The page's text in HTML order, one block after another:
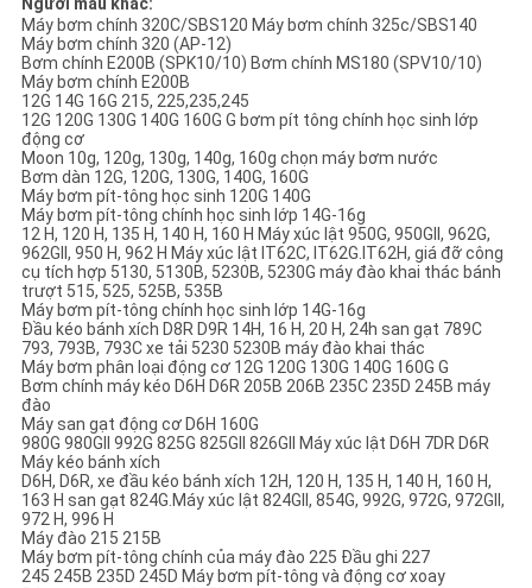
POLICY
Người mẫu khác:
Máy bơm chính 320C/SBS120 Máy bơm chính 325c/SBS140
Máy bơm chính 320 (AP-12)
Bơm chính E200B (SPK10/10) Bơm chính MS180 (SPV10/10)
Máy bơm chính E200B
12G 14G 16G 215, 225,235,245
12G 120G 130G 140G 160G G bơm pít tông chính học sinh lớp
động cơ
Moon 10g, 120g, 130g, 140g, 160g chọn máy bơm nước
Bơm dàn 12G, 120G, 130G, 140G, 160G
Máy bơm pít-tông học sinh 120G 140G
Máy bơm pít-tông chính học sinh lớp 14G-16g
12 H, 120 H, 135 H, 140 H, 160 H Máy xúc lật 950G, 950GII, 962G,
962GII, 950 H, 962 H Máy xúc lật IT62C, IT62G.IT62H, giá đỡ công
cụ tích hợp 5130, 5130B, 5230B, 5230G máy đào khai thác bánh
trượt 515, 525, 525B, 535B
Máy bơm pít-tông chính học sinh lớp 14G-16g
Đầu kéo bánh xích D8R D9R 14H, 16 H, 20 H, 24h san gạt 789C
793, 793B, 793C xe tải 5230 5230B máy đào khai thác
Máy bơm phân loại động cơ 12G 120G 130G 140G 160G G
Bơm chính máy kéo D6H D6R 205B 206B 235C 235D 245B máy
đào
Máy san gạt động cơ D6H 160G
980G 980GII 992G 825G 825GII 826GII Máy xúc lật D6H 7DR D6R
Máy kéo bánh xích
D6H, D6R, xe đầu kéo bánh xích 12H, 120 H, 135 H, 140 H, 160 H,
163 H san gạt 824G.Máy xúc lật 824GII, 854G, 992G, 972G, 972GII,
972 H, 996 H
Máy đào 215 215B
Máy bơm pít-tông chính của máy đào 225 Đầu ghi 227
245 245B 235D 245D Máy bơm pít-tông và động cơ xoay